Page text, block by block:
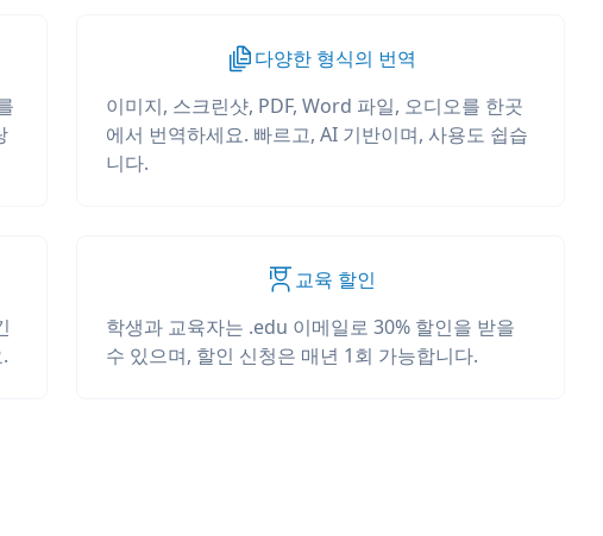
다양한 형식의 번역
이미지, 스크린샷, PDF, Word 파일, 오디오를 한곳
에서 번역하세요. 빠르고, AI 기반이며, 사용도 쉽습
니다.
교육 할인
학생과 교육자는 .edu 이메일로 30% 할인을 받을
수 있으며, 할인 신청은 매년 1회 가능합니다.